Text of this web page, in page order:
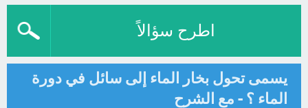
اطرح سؤالاً
يسمى تحول بخار الماء إلى سائل في دورة
الماء ؟ - مع الشرح